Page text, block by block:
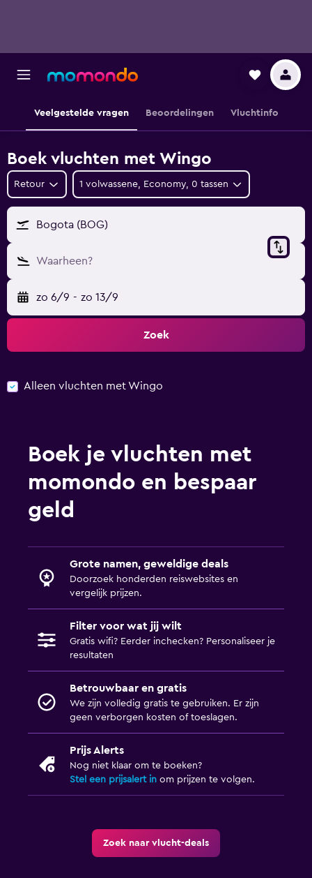
Veelgestelde vragen Beoordelingen Vluchtinfo
Boek vluchten met Wingo
Retour 1 volwassene, Economy, 0 tassen
Bogota (BOG)
Waarheen?
zo 6/9 - zo 13/9
Zoek
Alleen vluchten met Wingo
Boek je vluchten met
momondo en bespaar
geld
Grote namen, geweldige deals
Doorzoek honderden reiswebsites en
vergelijk prijzen.
Filter voor wat jij wilt
Gratis wifi? Eerder inchecken? Personaliseer je
resultaten
Betrouwbaar en gratis
We zijn volledig gratis te gebruiken. Er zijn
geen verborgen kosten of toeslagen.
Prijs Alerts
Nog niet klaar om te boeken?
Stel een prijsalert in om prijzen te volgen.
Zoek naar vlucht-deals